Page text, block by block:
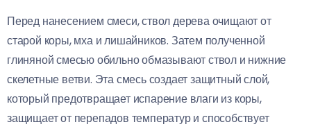
Перед нанесением смеси, ствол дерева очищают от
старой коры, мха и лишайников. Затем полученной
глиняной смесью обильно обмазывают ствол и нижние
скелетные ветви. Эта смесь создает защитный слой,
который предотвращает испарение влаги из коры,
защищает от перепадов температур и способствует